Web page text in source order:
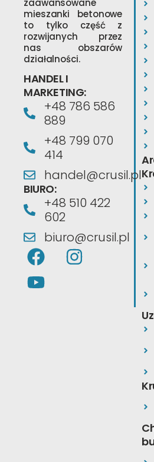
zaawansowane
mieszanki betonowe
to tylko część z
rozwijanych przez
nas obszarów
działalności.
HANDEL I
MARKETING:
+48 786 586
889
+48 799 070
414
handel@crusil.pl
BIURO:
+48 510 422
602
biuro@crusil.pl
F
a
c
I
n
Y
o
u